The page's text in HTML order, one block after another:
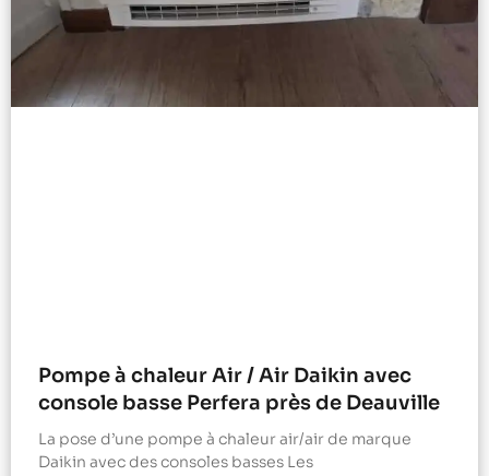
Pompe à chaleur Air / Air Daikin avec
console basse Perfera près de Deauville
La pose d’une pompe à chaleur air/air de marque
Daikin avec des consoles basses Les